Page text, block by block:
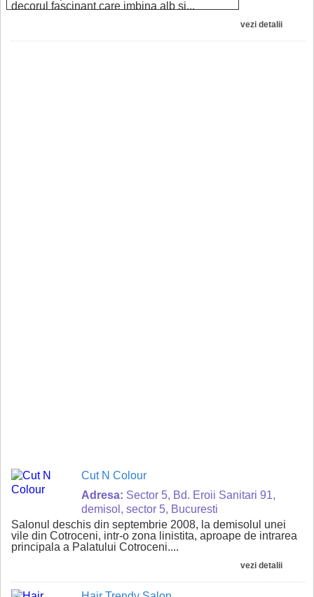
decorul fascinant care imbina alb si...
vezi detalii
Cut N Colour
Adresa: Sector 5, Bd. Eroii Sanitari 91,
demisol, sector 5, Bucuresti
Salonul deschis din septembrie 2008, la demisolul unei
vile din Cotroceni, intr-o zona linistita, aproape de intrarea
principala a Palatului Cotroceni....
vezi detalii